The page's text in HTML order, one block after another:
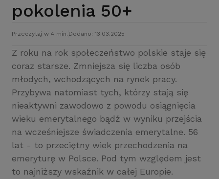
pokolenia 50+
Przeczytaj w 4 min. Dodano: 13.03.2025
Z roku na rok społeczeństwo polskie staje się
coraz starsze. Zmniejsza się liczba osób
młodych, wchodzących na rynek pracy.
Przybywa natomiast tych, którzy stają się
nieaktywni zawodowo z powodu osiągnięcia
wieku emerytalnego bądź w wyniku przejścia
na wcześniejsze świadczenia emerytalne. 56
lat - to przeciętny wiek przechodzenia na
emeryturę w Polsce. Pod tym względem jest
to najniższy wskaźnik w całej Europie.